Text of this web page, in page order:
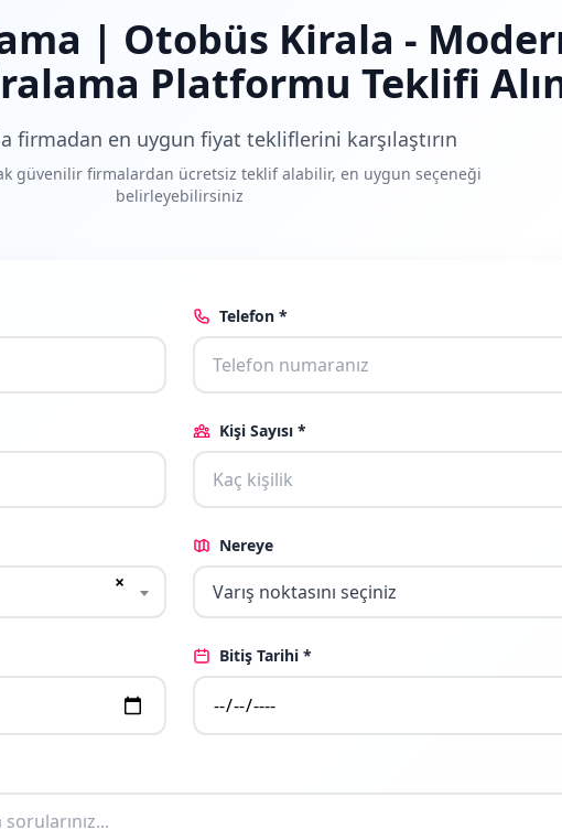
| Otobüs Kirala -
Platformu Teklifi
firmadan en uygun fiyat tekliflerini karşılaştırın
güvenilir firmalardan ücretsiz teklif alabilir, en uygun seçeneği
belirleyebilirsiniz
Telefon *
Kişi Sayısı *
×
Nereye
Varış noktasını seçiniz
Bitiş Tarihi *